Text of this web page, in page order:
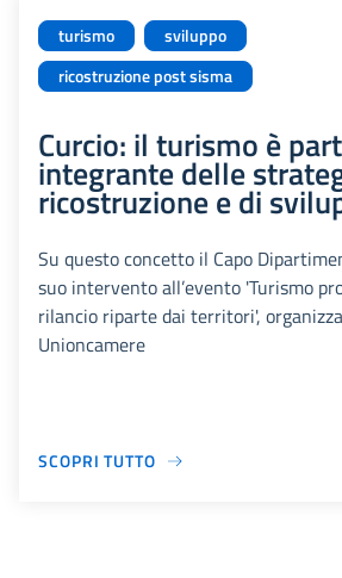
turismo
sviluppo
ricostruzione post sisma
Curcio: il turismo è
integrante delle
ricostruzione e di
Su questo concetto il Capo
suo intervento all’evento 'Turismo
rilancio riparte dai territori',
Unioncamere
SCOPRI TUTTO